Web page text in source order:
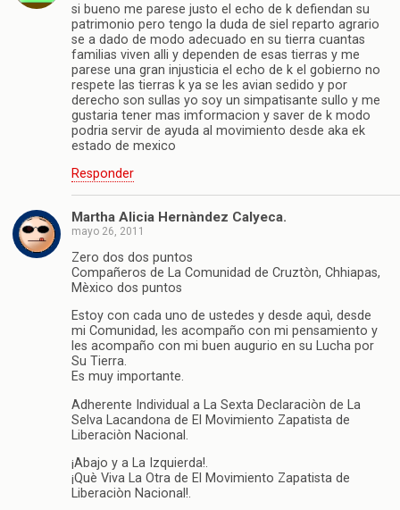
si bueno me parese justo el echo de k defiendan su
patrimonio pero tengo la duda de siel reparto agrario
se a dado de modo adecuado en su tierra cuantas
familias viven alli y dependen de esas tierras y me
parese una gran injusticia el echo de k el gobierno no
respete las tierras k ya se les avian sedido y por
derecho son sullas yo soy un simpatisante sullo y me
gustaria tener mas imformacion y saver de k modo
podria servir de ayuda al movimiento desde aka ek
estado de mexico
Responder
Martha Alicia Hernàndez Calyeca.
mayo 26, 2011
Zero dos dos puntos
Compañeros de La Comunidad de Cruztòn, Chhiapas,
Mèxico dos puntos
Estoy con cada uno de ustedes y desde aquì, desde
mi Comunidad, les acompaño con mi pensamiento y
les acompaño con mi buen augurio en su Lucha por
Su Tierra.
Es muy importante.
Adherente Individual a La Sexta Declaraciòn de La
Selva Lacandona de El Movimiento Zapatista de
Liberaciòn Nacional.
¡Abajo y a La Izquierda!.
¡Què Viva La Otra de El Movimiento Zapatista de
Liberaciòn Nacional!.